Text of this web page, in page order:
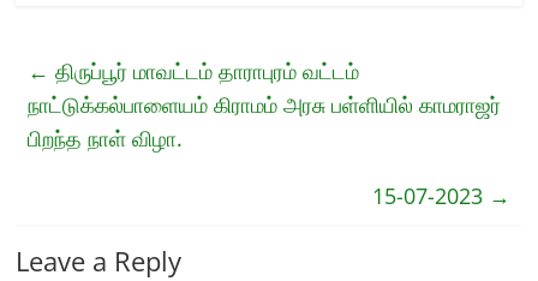
← திருப்பூர் மாவட்டம் தாராபுரம் வட்டம்
நாட்டுக்கல்பாளையம் கிராமம் அரசு பள்ளியில் காமராஜர்
பிறந்த நாள் விழா.
15-07-2023 →
Leave a Reply